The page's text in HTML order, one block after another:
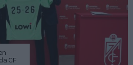
CF